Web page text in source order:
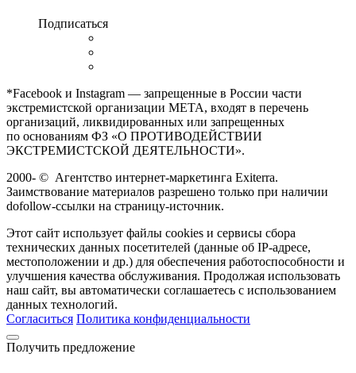
Подписаться
*Facebook и Instagram — запрещенные в России части
экстремистской организации META, входят в перечень
организаций, ликвидированных или запрещенных
по основаниям ФЗ «О ПРОТИВОДЕЙСТВИИ
ЭКСТРЕМИСТСКОЙ ДЕЯТЕЛЬНОСТИ».
2000- © Агентство интернет-маркетинга Exiterra.
Заимствование материалов разрешено только при наличии
dofollow-ссылки на страницу-источник.
Этот сайт использует файлы cookies и сервисы сбора
технических данных посетителей (данные об IP-адресе,
местоположении и др.) для обеспечения работоспособности и
улучшения качества обслуживания. Продолжая использовать
наш сайт, вы автоматически соглашаетесь с использованием
данных технологий.
Согласиться Политика конфиденциальности
Получить предложение